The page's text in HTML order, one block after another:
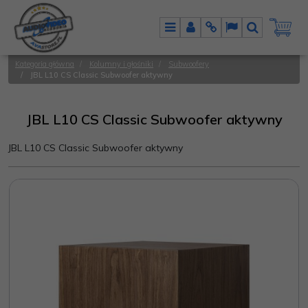
MenuPanel
InfoLangSzukaj
Kategoria główna Kolumny i głośniki
Subwoofery
/
JBL L10 CS Classic Subwoofer aktywny
JBL L10 CS Classic Subwoofer aktywny
JBL L10 CS Classic Subwoofer aktywny